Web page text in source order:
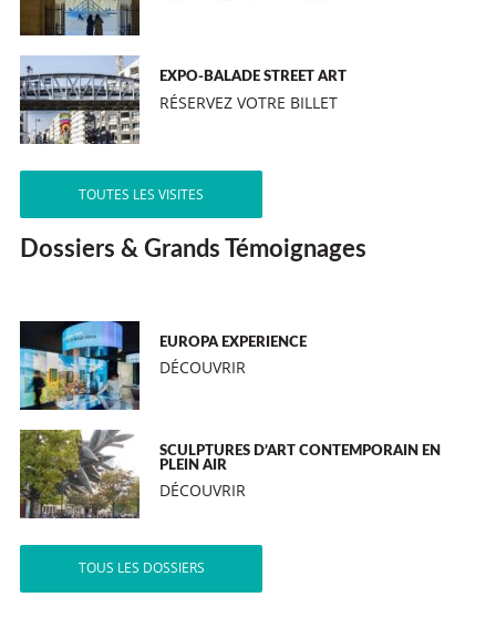
EXPO-BALADE STREET ART
RÉSERVEZ VOTRE BILLET
TOUTES LES VISITES
Dossiers & Grands Témoignages
EUROPA EXPERIENCE
DÉCOUVRIR
SCULPTURES D’ART CONTEMPORAIN EN
PLEIN AIR
DÉCOUVRIR
TOUS LES DOSSIERS